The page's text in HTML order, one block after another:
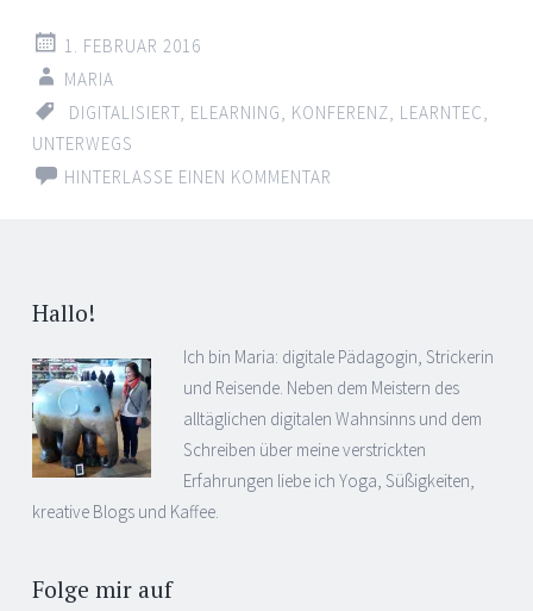
1. FEBRUAR 2016
MARIA
DIGITALISIERT, ELEARNING, KONFERENZ, LEARNTEC,
UNTERWEGS
HINTERLASSE EINEN KOMMENTAR
Beitrags-
Navigation
Hallo!
Ich bin Maria: digitale Pädagogin, Strickerin
und Reisende. Neben dem Meistern des
alltäglichen digitalen Wahnsinns und dem
Schreiben über meine verstrickten
Erfahrungen liebe ich Yoga, Süßigkeiten,
kreative Blogs und Kaffee.
Folge mir auf